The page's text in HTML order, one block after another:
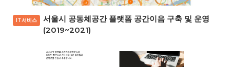
IT서비스
서울시 공동체공간 플랫폼 공간이음 구축 및 운영
(2019~2021)